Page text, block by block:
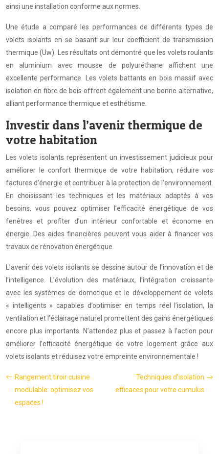
ainsi une installation conforme aux normes.
Une étude a comparé les performances de différents types de
volets isolants en se basant sur leur coefficient de transmission
thermique (Uw). Les résultats ont démontré que les volets roulants
en aluminium avec mousse de polyuréthane affichent une
excellente performance. Les volets battants en bois massif avec
isolation en fibre de bois offrent également une bonne alternative,
alliant performance thermique et esthétisme.
Investir dans l’avenir thermique de
votre habitation
Les volets isolants représentent un investissement judicieux pour
améliorer le confort thermique de votre habitation, réduire vos
factures d’énergie et contribuer à la protection de l’environnement.
En choisissant les techniques et les matériaux adaptés à vos
besoins, vous pouvez optimiser l’efficacité énergétique de vos
fenêtres et profiter d’un intérieur confortable et économe en
énergie. Des aides financières peuvent vous aider à financer vos
travaux de rénovation énergétique.
L’avenir des volets isolants se dessine autour de l’innovation et de
l’intelligence. L’évolution des matériaux, l’intégration croissante
avec les systèmes de domotique et le développement de volets
« intelligents » capables d’optimiser en temps réel l’isolation, la
ventilation et l’éclairage naturel promettent des gains énergétiques
encore plus importants. N’attendez plus et passez à l’action pour
améliorer l’efficacité énergétique de votre logement grâce aux
volets isolants et réduisez votre empreinte environnementale !
Rangement tiroir cuisine
modulable: optimisez vos
espaces !
Techniques d’isolation
efficaces pour votre cumulus